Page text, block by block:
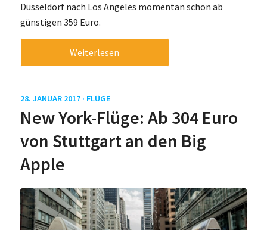
Düsseldorf nach Los Angeles momentan schon ab
günstigen 359 Euro.
Weiterlesen
28. JANUAR 2017 · FLÜGE
New York-Flüge: Ab 304 Euro
von Stuttgart an den Big
Apple